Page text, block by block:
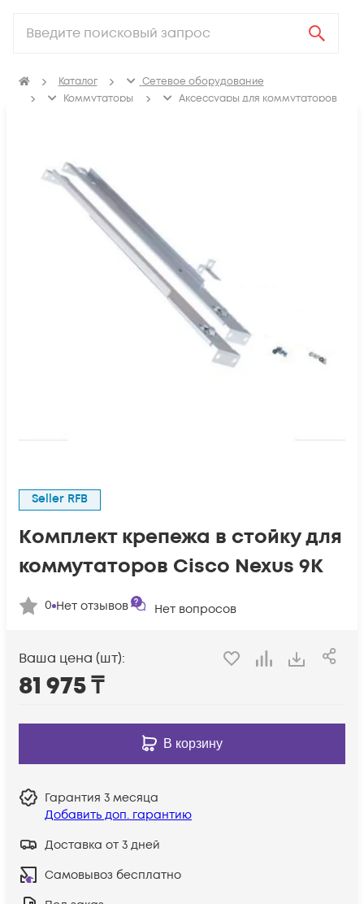
Каталог
Сетевое оборудование
Коммутаторы
Аксессуары для коммутаторов
Seller RFB
Комплект крепежа в стойку для
коммутаторов Cisco Nexus 9K
0 Нет отзывов Нет вопросов
Ваша цена (шт):
81 975₸
В корзину
Гарантия 3 месяца
Добавить доп. гарантию
Доставка от 3 дней
Самовывоз бесплатно